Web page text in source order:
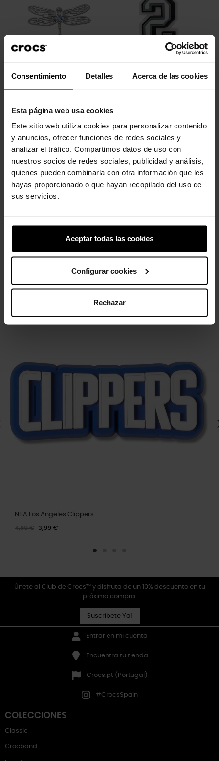
Consentimiento Detalles Acerca de las cookies
Esta página web usa cookies
Este sitio web utiliza cookies para personalizar contenido
y anuncios, ofrecer funciones de redes sociales y
analizar el tráfico. Compartimos datos de uso con
nuestros socios de redes sociales, publicidad y análisis,
quienes pueden combinarla con otra información que les
hayas proporcionado o que hayan recopilado del uso de
sus servicios.
Aceptar todas las cookies
Configurar cookies
Rechazar
Libélula plateada
5,99 € 4,79 €
Número 2
-20% -20%
4 otros productos de la misma
categoría:
NBA Los Angeles Clippers
4,99 € 3,99 €
Únete al Club de Crocs™ y disfruta de un 10% descuento en tu
próxima compra.
Suscríbete Ya!
Entrar en mi cuenta
Encuentra tu tienda
Crocs.pt (Portugal)
#CrocsSpain
COLECCIONES
Classic
Crocband